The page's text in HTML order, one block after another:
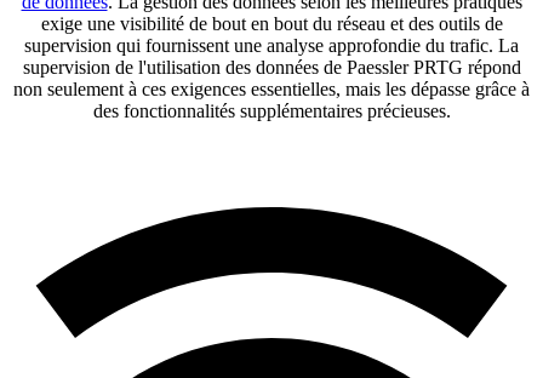
exige une visibilité de bout en bout du réseau et des outils de
supervision qui fournissent une analyse approfondie du trafic. La
supervision de l'utilisation des données de Paessler PRTG répond
non seulement à ces exigences essentielles, mais les dépasse grâce à
des fonctionnalités supplémentaires précieuses.